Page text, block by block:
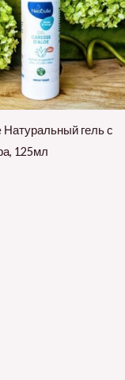
Натуральный гель с
125мл